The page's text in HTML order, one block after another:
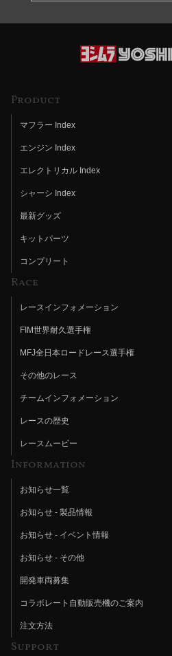
Product
マフラー Index
エンジン Index
エレクトリカル Index
シャーシ Index
最新グッズ
キットパーツ
コンプリート
Race
レースインフォメーション
FIM世界耐久選手権
MFJ全日本ロードレース選手権
その他のレース
チームインフォメーション
レースの歴史
レースムービー
Information
お知らせ一覧
お知らせ - 製品情報
お知らせ - イベント情報
お知らせ - その他
開発車両募集
コラボレート自動販売機のご案内
注文方法
Support